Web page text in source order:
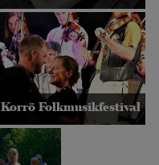
Korrö Folkmusikfestival